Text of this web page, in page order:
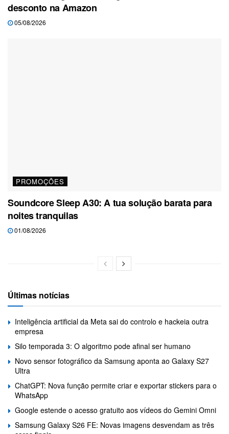
desconto na Amazon
05/08/2026
PROMOÇÕES
Soundcore Sleep A30: A tua solução barata para
noites tranquilas
01/08/2026
Últimas notícias
Inteligência artificial da Meta sai do controlo e hackeia outra
empresa
Silo temporada 3: O algoritmo pode afinal ser humano
Novo sensor fotográfico da Samsung aponta ao Galaxy S27
Ultra
ChatGPT: Nova função permite criar e exportar stickers para o
WhatsApp
Google estende o acesso gratuito aos vídeos do Gemini Omni
Samsung Galaxy S26 FE: Novas imagens desvendam as três